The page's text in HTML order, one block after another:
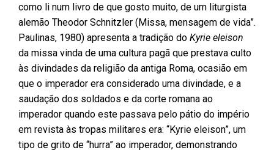
como li num livro de que gosto muito, de um liturgista
alemão Theodor Schnitzler (Missa, mensagem de vida”.
Paulinas, 1980) apresenta a tradição do Kyrie eleison
da missa vinda de uma cultura pagã que prestava culto
às divindades da religião da antiga Roma, ocasião em
que o imperador era considerado uma divindade, e a
saudação dos soldados e da corte romana ao
imperador quando este passava pelo pátio do império
em revista às tropas militares era: “Kyrie eleison”, um
tipo de grito de “hurra” ao imperador, demonstrando